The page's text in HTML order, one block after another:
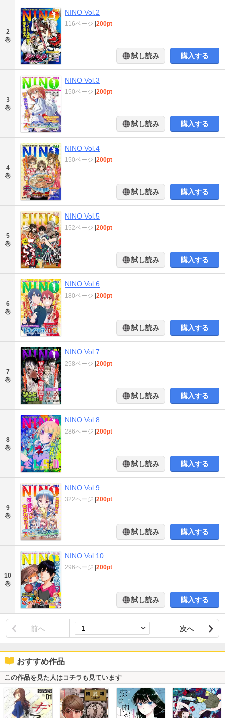
2
巻
NINO Vol.2
116ページ |200pt
試し読み 購入する
3
巻
NINO Vol.3
150ページ |200pt
試し読み 購入する
4
巻
NINO Vol.4
150ページ |200pt
試し読み 購入する
5
巻
NINO Vol.5
152ページ |200pt
試し読み 購入する
6
巻
NINO Vol.6
180ページ |200pt
試し読み 購入する
7
巻
NINO Vol.7
258ページ |200pt
試し読み 購入する
8
巻
NINO Vol.8
286ページ |200pt
試し読み 購入する
9
巻
NINO Vol.9
322ページ |200pt
試し読み 購入する
10
巻
NINO Vol.10
296ページ |200pt
試し読み 購入する
前へ 次へ
おすすめ作品
この作品を見た人はコチラも見ています